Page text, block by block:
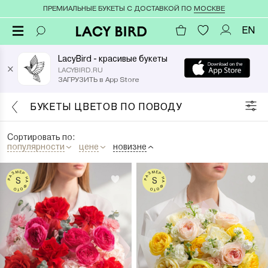
ПРЕМИАЛЬНЫЕ БУКЕТЫ С ДОСТАВКОЙ ПО МОСКВЕ
EN
×
LacyBird - красивые букеты
LACYBIRD.RU
ЗАГРУЗИТЬ в App Store
БУКЕТЫ ЦВЕТОВ ПО ПОВОДУ
Сортировать по:
популярности
цене новизне
РАЗМЕР НА ФОТО
S РАЗМЕР НА ФОТО
S